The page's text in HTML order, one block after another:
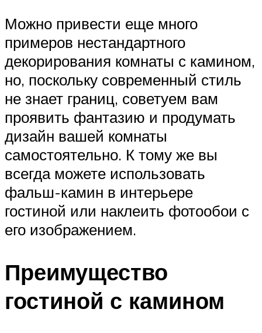
Можно привести еще много
примеров нестандартного
декорирования комнаты с камином,
но, поскольку современный стиль
не знает границ, советуем вам
проявить фантазию и продумать
дизайн вашей комнаты
самостоятельно. К тому же вы
всегда можете использовать
фальш-камин в интерьере
гостиной или наклеить фотообои с
его изображением.
Преимущество
гостиной с камином